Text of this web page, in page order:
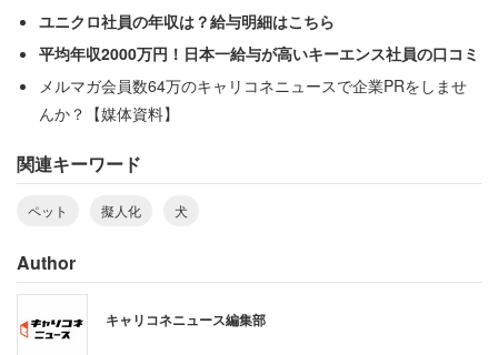
国ではないので人間のように言いづらい場面も多々
ある」（20代女性）
また、愛犬のごはんの表現については「ごはん」
（12.1％）、「エサ」（9.3％）だった。
愛犬自身の表現について「うちの子」（35.5％）が1位。2
ユニクロ社員の年収は？給与明細はこちら
平均年収2000万円！日本一給与が高いキーエンス社員の口コミ
メルマガ会員数64万のキャリコネニュースで企業PRをしませ
んか？【媒体資料】
関連キーワード
ペット 擬人化 犬
Author
キャリコネニュース編集部